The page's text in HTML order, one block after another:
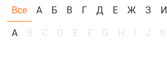
Все А Б В Г Д Е Ж З И
А B C D E F G H I J K